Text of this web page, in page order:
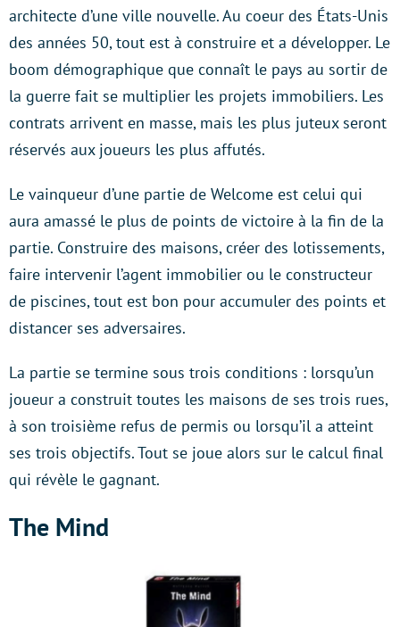
architecte d’une ville nouvelle. Au coeur des États-Unis
des années 50, tout est à construire et a développer. Le
boom démographique que connaît le pays au sortir de
la guerre fait se multiplier les projets immobiliers. Les
contrats arrivent en masse, mais les plus juteux seront
réservés aux joueurs les plus affutés.
Le vainqueur d’une partie de Welcome est celui qui
aura amassé le plus de points de victoire à la fin de la
partie. Construire des maisons, créer des lotissements,
faire intervenir l’agent immobilier ou le constructeur
de piscines, tout est bon pour accumuler des points et
distancer ses adversaires.
La partie se termine sous trois conditions : lorsqu’un
joueur a construit toutes les maisons de ses trois rues,
à son troisième refus de permis ou lorsqu’il a atteint
ses trois objectifs. Tout se joue alors sur le calcul final
qui révèle le gagnant.
The Mind